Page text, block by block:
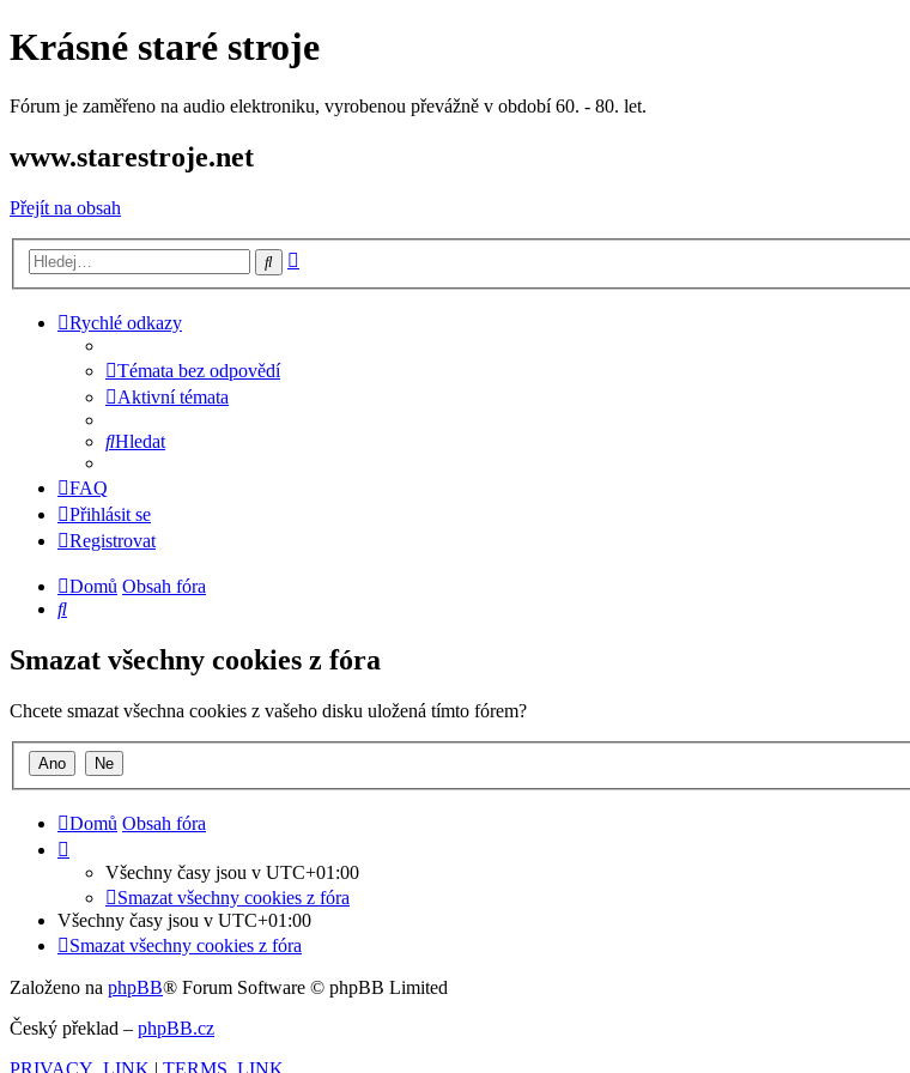
Krásné staré stroje
Fórum je zaměřeno na audio elektroniku, vyrobenou převážně v období 60. - 80. let.
www.starestroje.net
Přejít na obsah
Hledat
Rychlé odkazy
Témata bez odpovědí
Aktivní témata
Hledat
FAQ
Přihlásit se
Registrovat
Domů Obsah fóra
Hledat
Smazat všechny cookies z fóra
Chcete smazat všechna cookies z vašeho disku uložená tímto fórem?
Domů Obsah fóra
Všechny časy jsou v UTC+01:00
Smazat všechny cookies z fóra
Všechny časy jsou v UTC+01:00
Smazat všechny cookies z fóra
Založeno na phpBB® Forum Software © phpBB Limited
Český překlad – phpBB.cz
PRIVACY_LINK | TERMS_LINK